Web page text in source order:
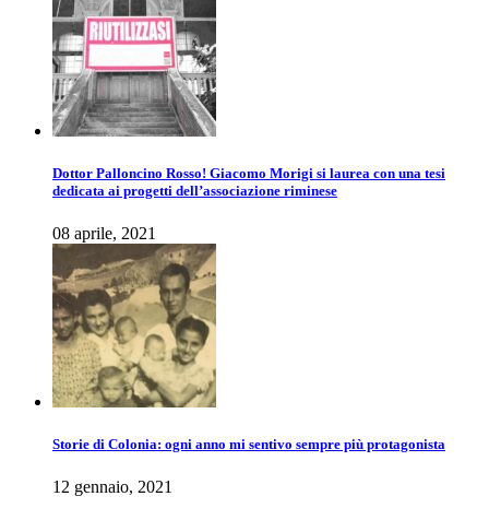
Dottor Palloncino Rosso! Giacomo Morigi si laurea con una tesi
dedicata ai progetti dell’associazione riminese
08 aprile, 2021
Storie di Colonia: ogni anno mi sentivo sempre più protagonista
12 gennaio, 2021